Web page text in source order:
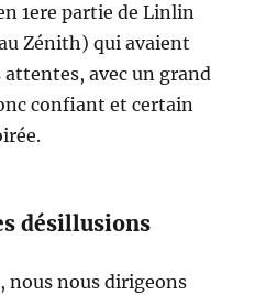
1ere partie de Linlin
Zénith) qui avaient
attentes, avec un grand
confiant et certain
désillusions
nous nous dirigeons